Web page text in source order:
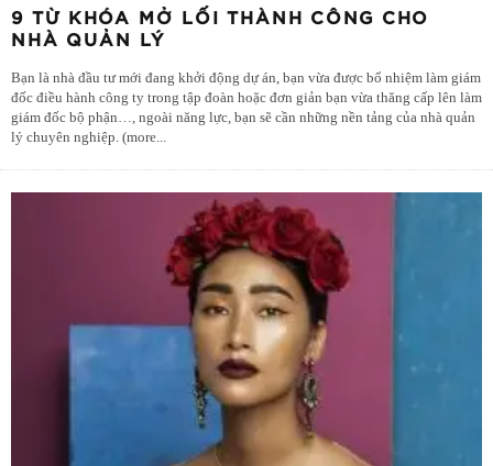
9 TỪ KHÓA MỞ LỐI THÀNH CÔNG CHO
NHÀ QUẢN LÝ
Bạn là nhà đầu tư mới đang khởi động dự án, bạn vừa được bổ nhiệm làm giám
đốc điều hành công ty trong tập đoàn hoặc đơn giản bạn vừa thăng cấp lên làm
giám đốc bộ phận…, ngoài năng lực, bạn sẽ cần những nền tảng của nhà quản
lý chuyên nghiệp. (more...